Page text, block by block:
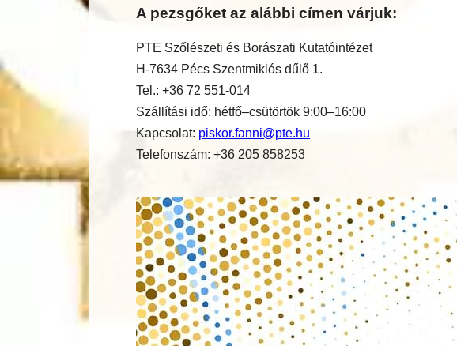
A pezsgőket az alábbi címen várjuk:
PTE Szőlészeti és Borászati Kutatóintézet
H-7634 Pécs Szentmiklós dűlő 1.
Tel.: +36 72 551-014
Szállítási idő: hétfő–csütörtök 9:00–16:00
Kapcsolat: piskor.fanni@pte.hu
Telefonszám: +36 205 858253